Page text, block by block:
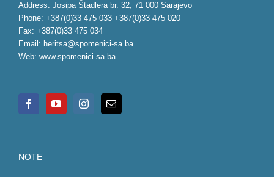
Address: Josipa Štadlera br. 32, 71 000 Sarajevo
Phone: +387(0)33 475 033 +387(0)33 475 020
Fax: +387(0)33 475 034
Email: heritsa@spomenici-sa.ba
Web: www.spomenici-sa.ba
NOTE